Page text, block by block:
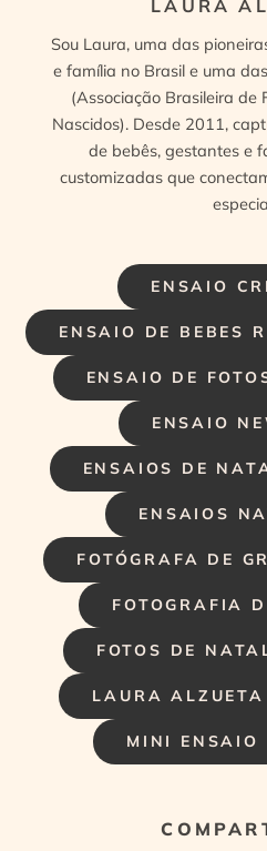
ENSAIO
ENSAIO DE BEBES
ENSAIO DE
ENSAIO
ENSAIOS DE
ENSAIOS
FOTÓGRAFA DE
FOTOGRAFIA
FOTOS DE
LAURA
MINI ENSAIO
LAURA
Sou Laura, uma das
e família no Brasil e uma
(Associação Brasileira de
Nascidos). Desde 2011,
de bebês, gestantes e
customizadas que